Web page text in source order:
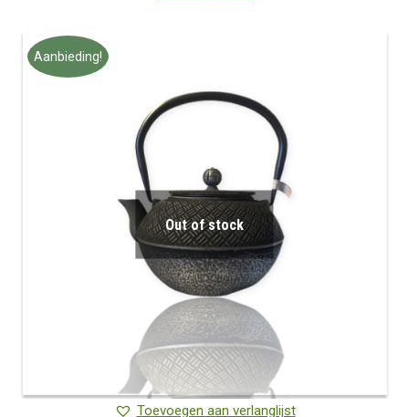
Aanbieding!
Out of stock
Toevoegen aan verlanglijst